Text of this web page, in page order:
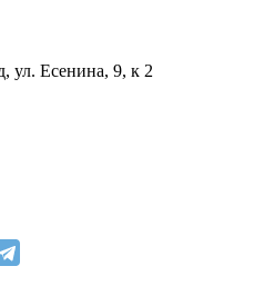
Есенина, 9, к 2